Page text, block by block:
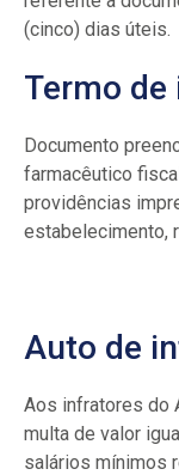
(cinco) dias úteis.
Termo
Documento
farmacêutico
providências
estabelecimento,
Auto de
Aos infratores do
multa de valor
salários mínimos